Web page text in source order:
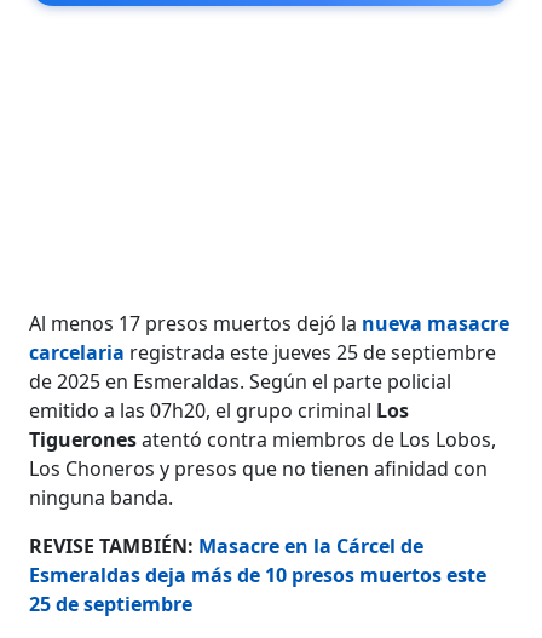
Al menos 17 presos muertos dejó la nueva masacre
carcelaria registrada este jueves 25 de septiembre
de 2025 en Esmeraldas. Según el parte policial
emitido a las 07h20, el grupo criminal Los
Tigueronesatentó contra miembros de Los Lobos,
Los Choneros y presos que no tienen afinidad con
ninguna banda.
REVISE TAMBIÉN: Masacre en la Cárcel de
Esmeraldas deja más de 10 presos muertos este
25 de septiembre